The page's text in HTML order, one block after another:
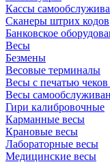
Кассы
Сканеры штрих кодов
Банковское
Весы
Безмены
Весовые терминалы
Весы с печатью чеков
Весы
Гири калибровочные
Карманные весы
Крановые весы
Лабораторные весы
Медицинские весы